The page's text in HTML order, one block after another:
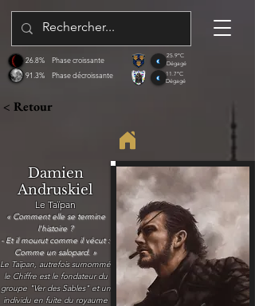
91.3%
26.8%
Phase décroissante
Phase croissante
25.9°C
Dégagé
11.7°C
Dégagé
< Retour
Damien
Andruskiel
Le Taïpan
« Comment elle se termine
l'histoire ?
- Et il mourut comme il vécut :
Comme un salopard. »
Le Taïpan, autrefois surnommé
le Chiffre est le fondateur du
groupe "Ver des Sables" et un
individu en fuite du royaume